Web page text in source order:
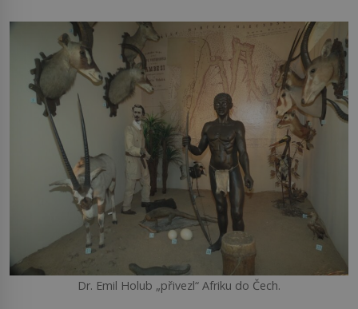
Dr. Emil Holub „přivezl“ Afriku do Čech.